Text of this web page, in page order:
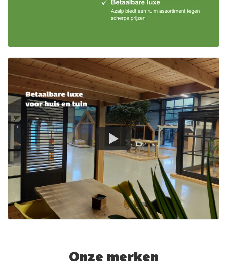
Onze merken